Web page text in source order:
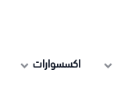
اكسسوارات